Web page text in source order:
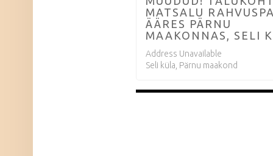
MATSALU
ÄÄRES PÄRNU
MAAKONNAS, SELI
Address Unavailable
Seli küla, Pärnu maakond
LISTINGS NAVIGATION